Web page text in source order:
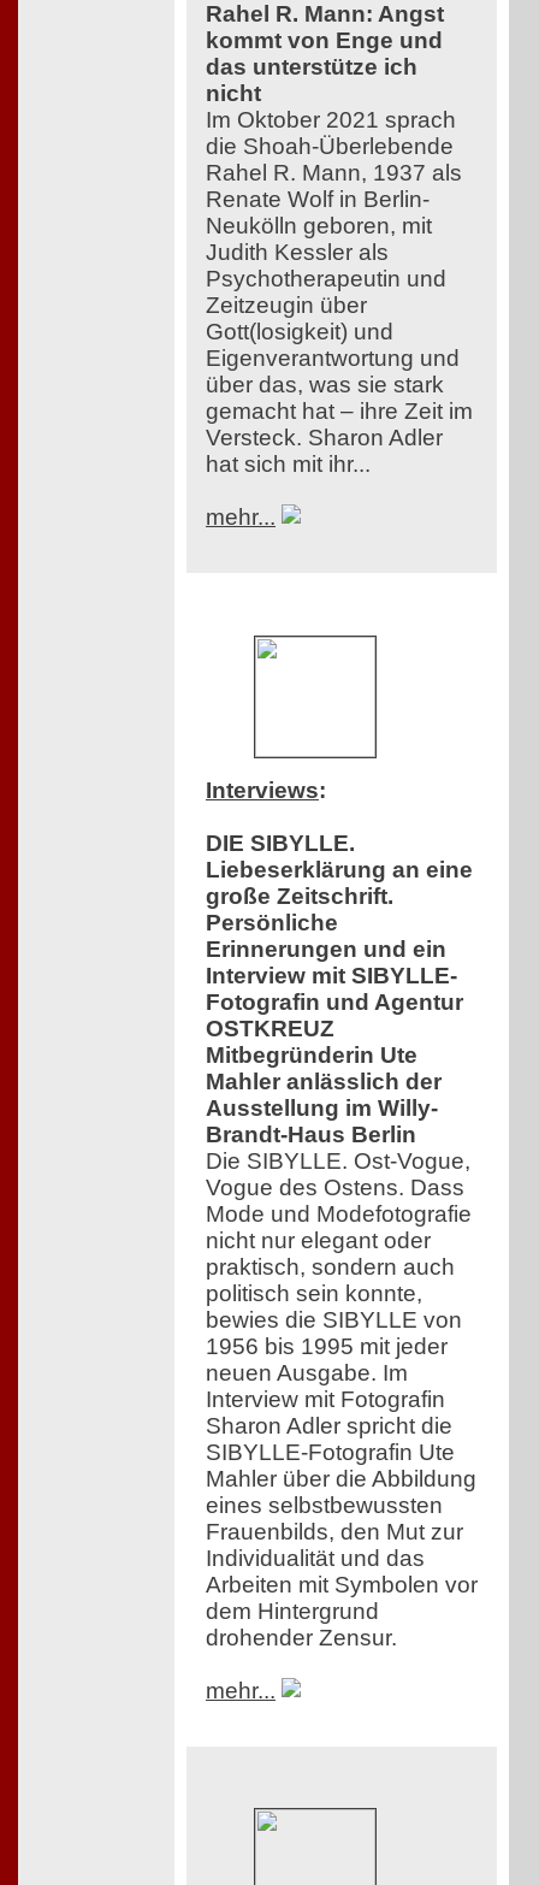
Rahel R. Mann: Angst
kommt von Enge und
das unterstütze ich
nicht
Im Oktober 2021 sprach
die Shoah-Überlebende
Rahel R. Mann, 1937 als
Renate Wolf in Berlin-
Neukölln geboren, mit
Judith Kessler als
Psychotherapeutin und
Zeitzeugin über
Gott(losigkeit) und
Eigenverantwortung und
über das, was sie stark
gemacht hat – ihre Zeit im
Versteck. Sharon Adler
hat sich mit ihr...
mehr...
Interviews:
DIE SIBYLLE.
Liebeserklärung an eine
große Zeitschrift.
Persönliche
Erinnerungen und ein
Interview mit SIBYLLE-
Fotografin und Agentur
OSTKREUZ
Mitbegründerin Ute
Mahler anlässlich der
Ausstellung im Willy-
Brandt-Haus Berlin
Die SIBYLLE. Ost-Vogue,
Vogue des Ostens. Dass
Mode und Modefotografie
nicht nur elegant oder
praktisch, sondern auch
politisch sein konnte,
bewies die SIBYLLE von
1956 bis 1995 mit jeder
neuen Ausgabe. Im
Interview mit Fotografin
Sharon Adler spricht die
SIBYLLE-Fotografin Ute
Mahler über die Abbildung
eines selbstbewussten
Frauenbilds, den Mut zur
Individualität und das
Arbeiten mit Symbolen vor
dem Hintergrund
drohender Zensur.
mehr...